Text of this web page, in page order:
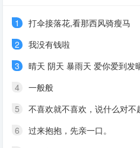
1
打伞接落花,看那西风骑瘦马
2
我没有钱啦
3
晴天 阴天 暴雨天 爱你爱到发
4
一般般
5
不喜欢就不喜欢，说什么对不
6
过来抱抱，先亲一口。